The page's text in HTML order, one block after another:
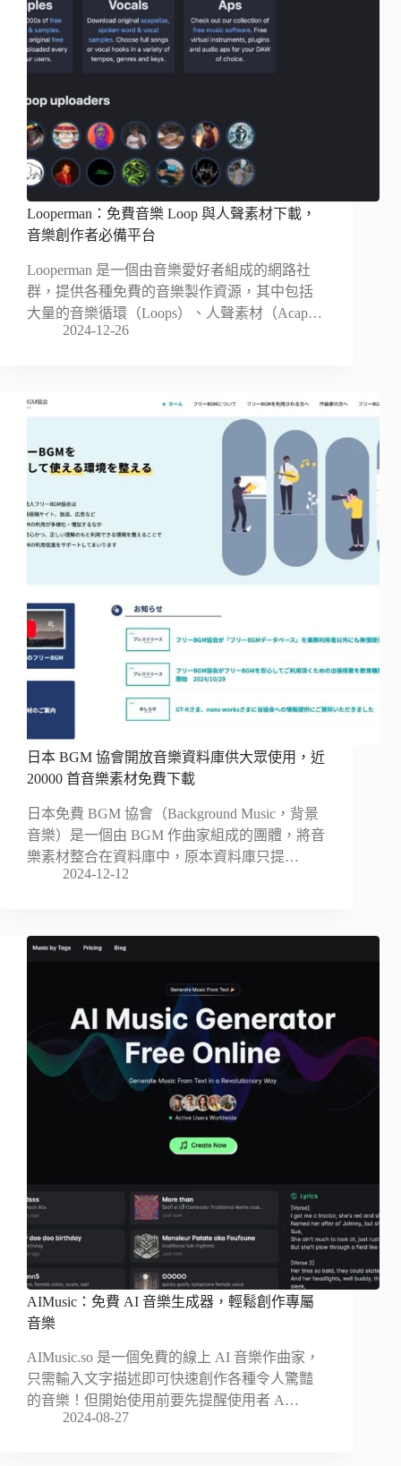
Looperman：免費音樂 Loop 與人聲素材下載，
音樂創作者必備平台
Looperman 是一個由音樂愛好者組成的網路社
群，提供各種免費的音樂製作資源，其中包括
大量的音樂循環（Loops）、人聲素材（Acap…
2024-12-26
日本 BGM 協會開放音樂資料庫供大眾使用，近
20000 首音樂素材免費下載
日本免費 BGM 協會（Background Music，背景
音樂）是一個由 BGM 作曲家組成的團體，將音
樂素材整合在資料庫中，原本資料庫只提…
2024-12-12
AIMusic：免費 AI 音樂生成器，輕鬆創作專屬
音樂
AIMusic.so 是一個免費的線上 AI 音樂作曲家，
只需輸入文字描述即可快速創作各種令人驚豔
的音樂！但開始使用前要先提醒使用者 A…
2024-08-27